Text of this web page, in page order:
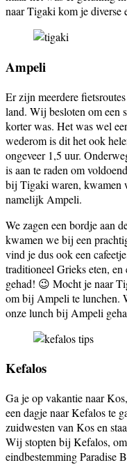
naar Tigaki kom je diverse
Ampeli
Er zijn meerdere
land. Wij besloten om een
korter was. Het was wel
wederom is dit het ook
ongeveer 1,5 uur.
is aan te raden om
bij Tigaki waren, kwamen
namelijk Ampeli.
We zagen een bordje aan
kwamen we bij een
vind je dus ook een
traditioneel Grieks eten,
gehad! 😉 Mocht je naar
om bij Ampeli te lunchen.
onze lunch bij Ampeli
Kefalos
Ga je op vakantie naar
een dagje naar Kefalos te
zuidwesten van Kos en
Wij stopten bij Kefalos,
eindbestemming Paradise